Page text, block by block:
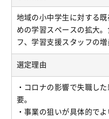
地域の小中学生に対する
めの学習スペースの拡大
フ、学習支援スタッフの増
選定理由
・コロナの影響で失職し
要。
・事業の狙いが具体的でよ